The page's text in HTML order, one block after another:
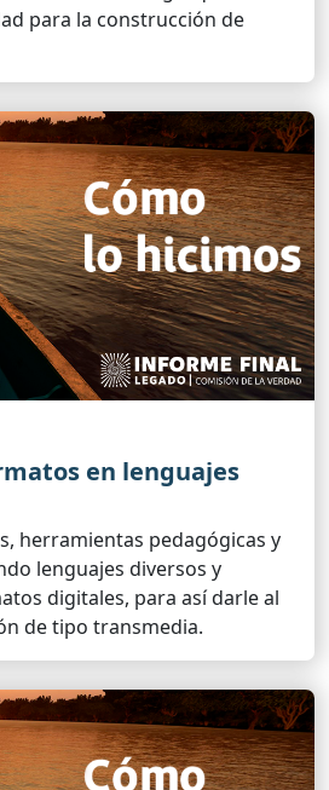
para la construcción de
en lenguajes
herramientas pedagógicas y
lenguajes diversos y
digitales, para así darle al
de tipo transmedia.